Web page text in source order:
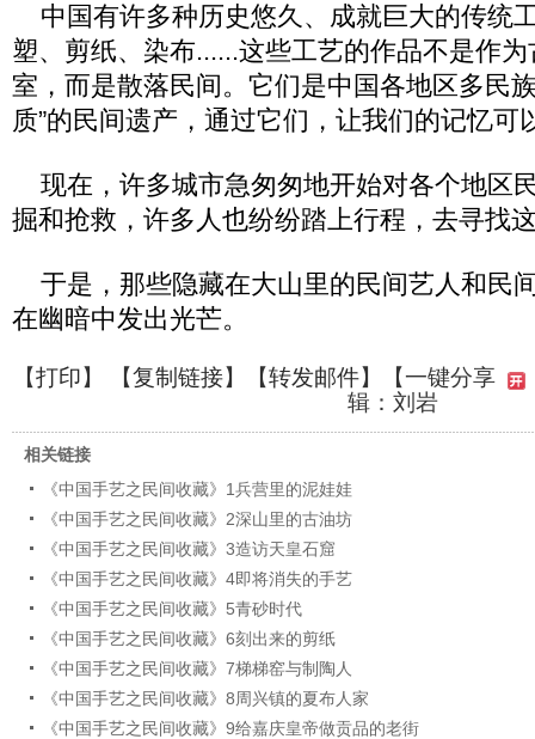
中国有许多种历史悠久、成就巨大的传统
塑、剪纸、染布......这些工艺的作品不是作
室，而是散落民间。它们是中国各地区多民族
质”的民间遗产，通过它们，让我们的记忆可
现在，许多城市急匆匆地开始对各个地区
掘和抢救，许多人也纷纷踏上行程，去寻找
于是，那些隐藏在大山里的民间艺人和民
在幽暗中发出光芒。
【打印】 【复制链接】【转发邮件】
【一键分享
辑：刘岩
相关链接
《中国手艺之民间收藏》1兵营里的泥娃娃
《中国手艺之民间收藏》2深山里的古油坊
《中国手艺之民间收藏》3造访天皇石窟
《中国手艺之民间收藏》4即将消失的手艺
《中国手艺之民间收藏》5青砂时代
《中国手艺之民间收藏》6刻出来的剪纸
《中国手艺之民间收藏》7梯梯窑与制陶人
《中国手艺之民间收藏》8周兴镇的夏布人家
《中国手艺之民间收藏》9给嘉庆皇帝做贡品的老街